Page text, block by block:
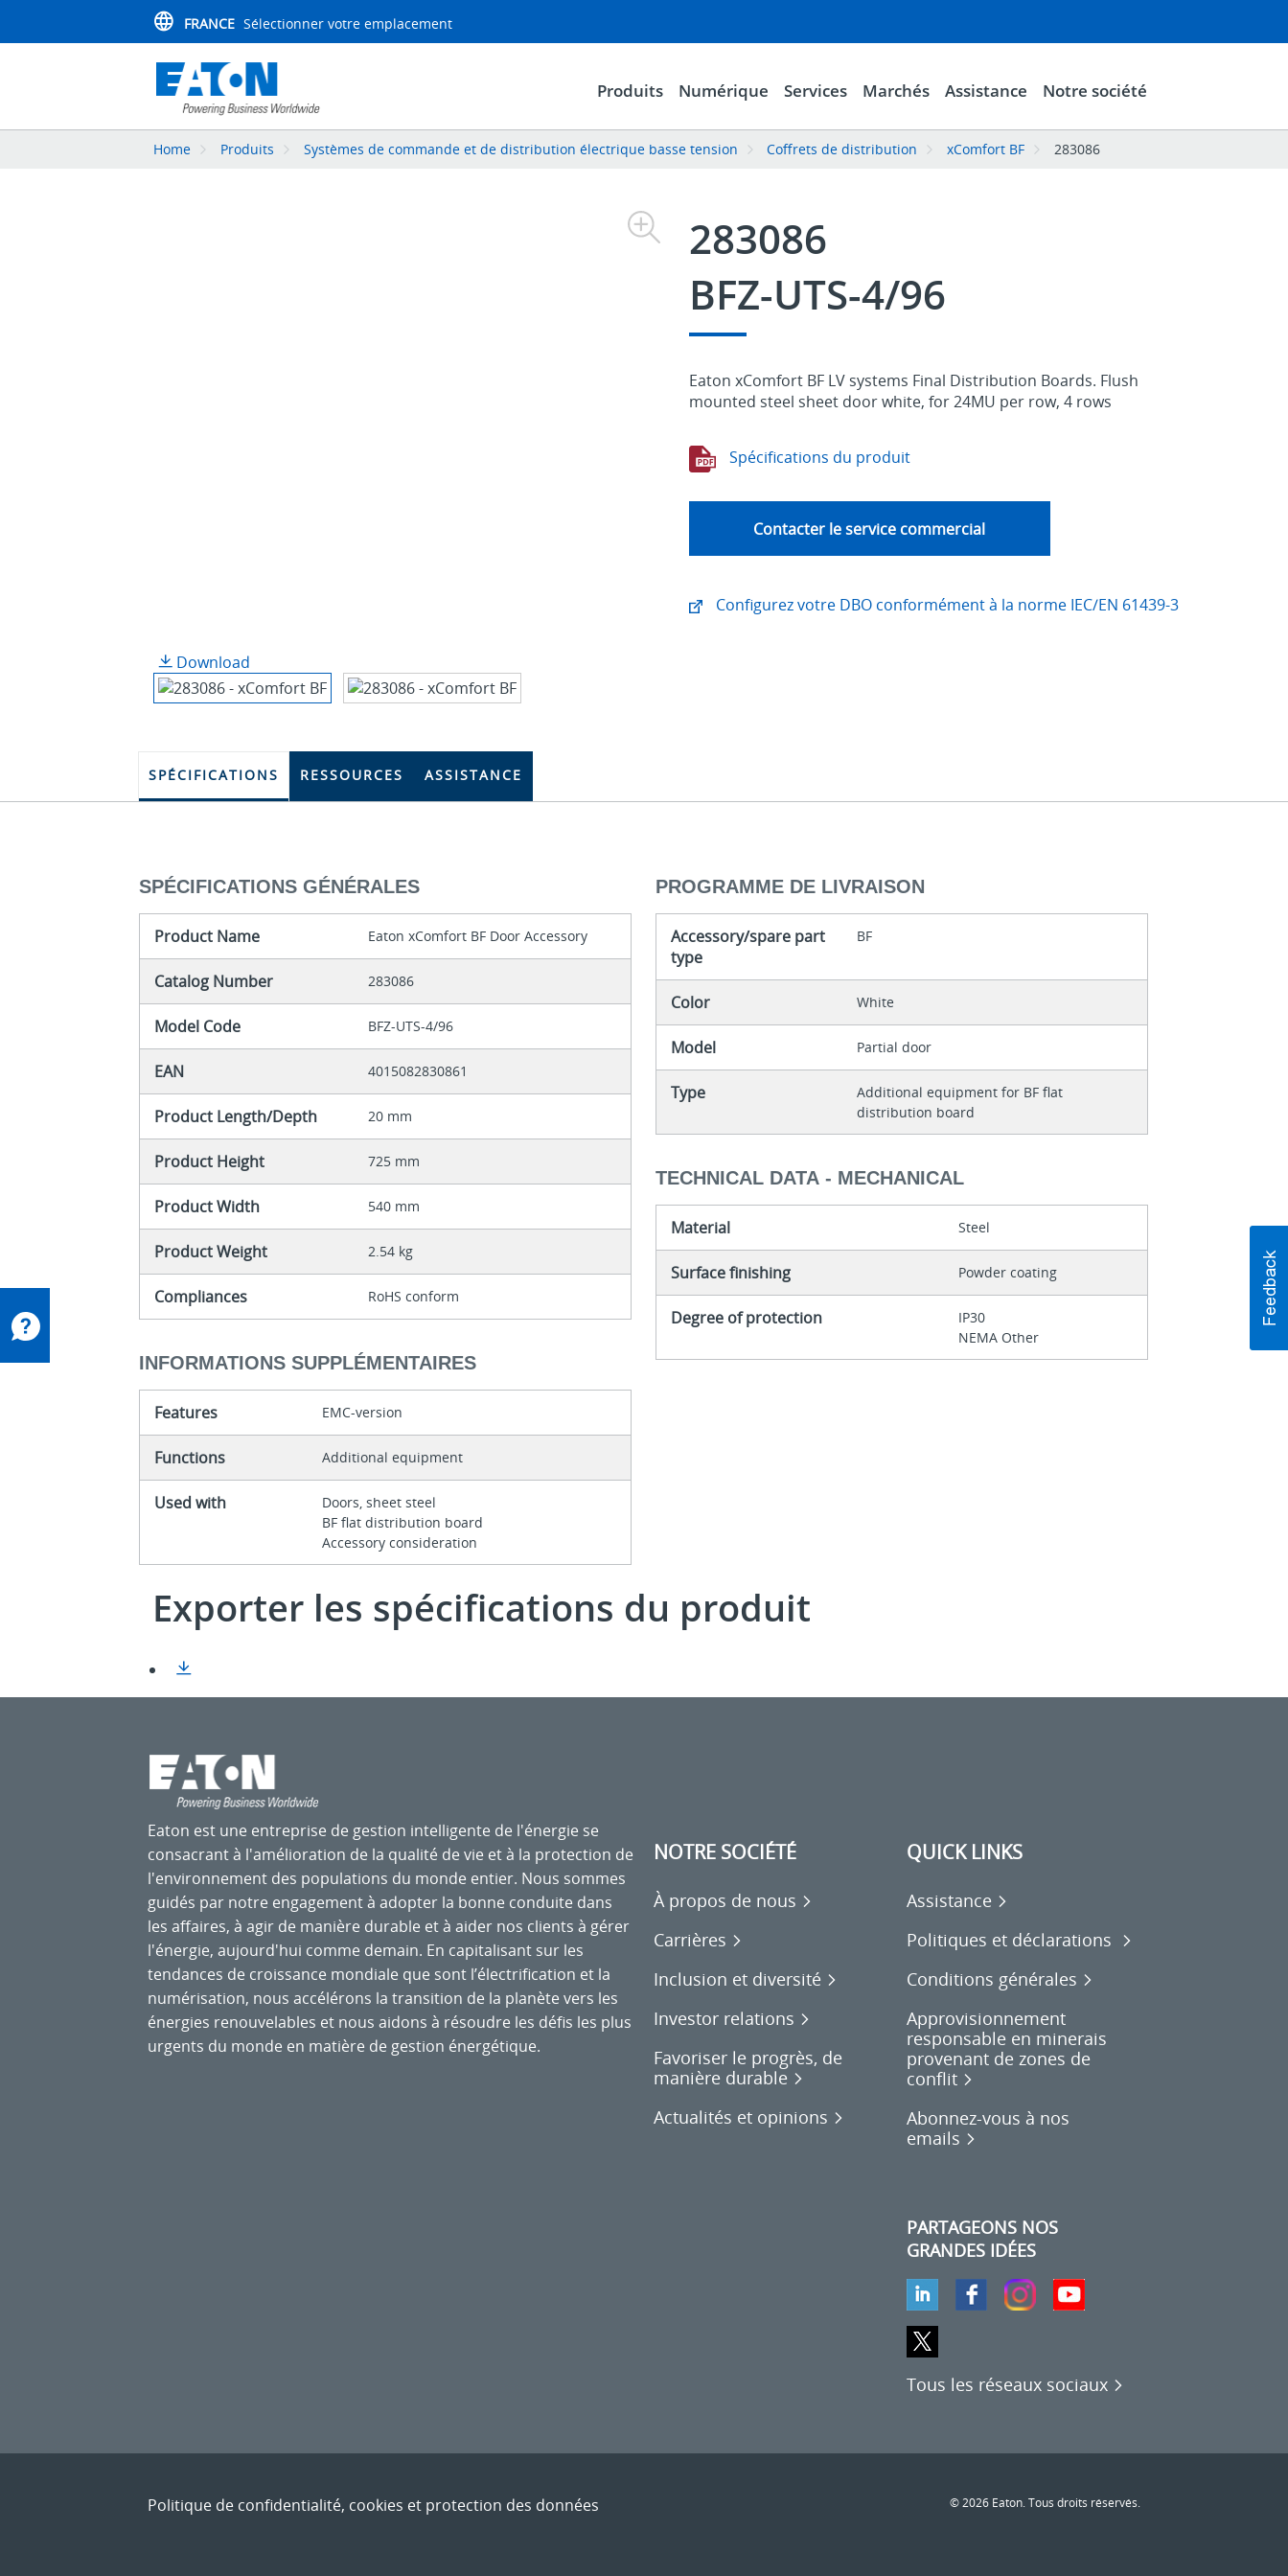
FRANCE Sélectionner votre emplacement
Produits Numérique Services Marchés Assistance Notre société
Home Produits Systèmes de commande et de distribution électrique basse tension Coffrets de distribution xComfort BF 283086
Download
283086
BFZ-UTS-4/96
Eaton xComfort BF LV systems Final Distribution Boards. Flush
mounted steel sheet door white, for 24MU per row, 4 rows
Spécifications du produit
Contacter le service commercial
Configurez votre DBO conformément à la norme IEC/EN 61439-3
SPÉCIFICATIONS RESSOURCES ASSISTANCE
SPÉCIFICATIONS GÉNÉRALES
Product Name Eaton xComfort BF Door Accessory
Catalog Number 283086
Model Code BFZ-UTS-4/96
EAN 4015082830861
Product Length/Depth 20 mm
Product Height 725 mm
Product Width 540 mm
Product Weight 2.54 kg
Compliances RoHS conform
INFORMATIONS SUPPLÉMENTAIRES
Features EMC-version
Functions Additional equipment
Used with
Doors, sheet steel
BF flat distribution board
Accessory consideration
PROGRAMME DE LIVRAISON
Accessory/spare part
type
BF
Color White
Model Partial door
Type
Additional equipment for BF flat
distribution board
TECHNICAL DATA - MECHANICAL
Material Steel
Surface finishing Powder coating
Degree of protection
IP30
NEMA Other
Exporter les spécifications du produit
Eaton est une entreprise de gestion intelligente de l'énergie se
consacrant à l'amélioration de la qualité de vie et à la protection de
l'environnement des populations du monde entier. Nous sommes
guidés par notre engagement à adopter la bonne conduite dans
les affaires, à agir de manière durable et à aider nos clients à gérer
l'énergie, aujourd'hui comme demain. En capitalisant sur les
tendances de croissance mondiale que sont l’électrification et la
numérisation, nous accélérons la transition de la planète vers les
énergies renouvelables et nous aidons à résoudre les défis les plus
urgents du monde en matière de gestion énergétique.
NOTRE SOCIÉTÉ
À propos de nous
Carrières
Inclusion et diversité
Investor relations
Favoriser le progrès, de
manière durable
Actualités et opinions
QUICK LINKS
Assistance
Politiques et déclarations
Conditions générales
Approvisionnement
responsable en minerais
provenant de zones de
conflit
Abonnez-vous à nos
emails
PARTAGEONS NOS
GRANDES IDÉES
Tous les réseaux sociaux
Politique de confidentialité, cookies et protection des données © 2026 Eaton. Tous droits réservés.